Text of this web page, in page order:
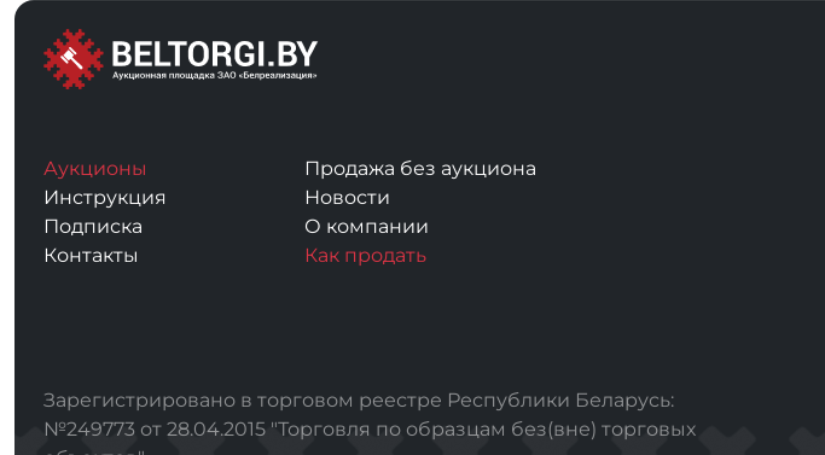
Аукционы
Продажа без аукциона
Инструкция
Новости
Подписка
О компании
Контакты
Как продать
Зарегистрировано в торговом реестре Республики Беларусь:
№249773 от 28.04.2015 "Торговля по образцам без(вне) торговых